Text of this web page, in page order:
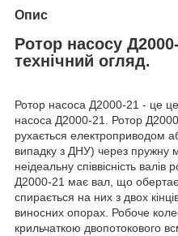
Опис
Ротор насосу
технічний огляд.
Ротор насоса Д2000-21 - це
насоса Д2000-21. Ротор
рухається електроприводом
випадку з ДНУ) через пружну
неідеальну співвісність
Д2000-21 має вал, що
спирається на них з двох
виносних опорах. Робоче
крильчаткою двопотокового